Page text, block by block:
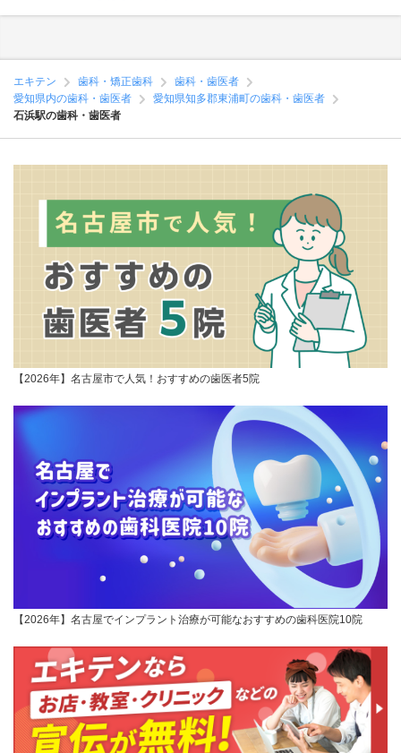
エキテン 歯科・矯正歯科
歯科・歯医者
愛知県内の歯科・歯医者
愛知県知多郡東浦町の歯科・歯医者
石浜駅の歯科・歯医者
【2026年】名古屋市で人気！おすすめの歯医者5院
【2026年】名古屋でインプラント治療が可能なおすすめの歯科医院10院